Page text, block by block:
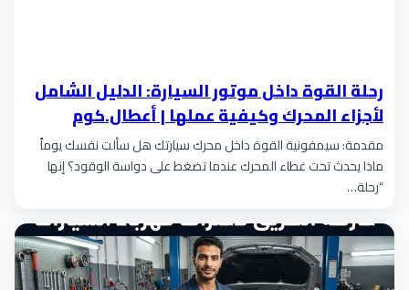
رحلة القوة داخل موتور السيارة: الدليل الشامل
لأجزاء المحرك وكيفية عملها | أعطال.كوم
مقدمة: سيمفونية القوة داخل محرك سيارتك هل سألت نفسك يوماً
ماذا يحدث تحت غطاء المحرك عندما تضغط على دواسة الوقود؟ إنها
“رحلة…